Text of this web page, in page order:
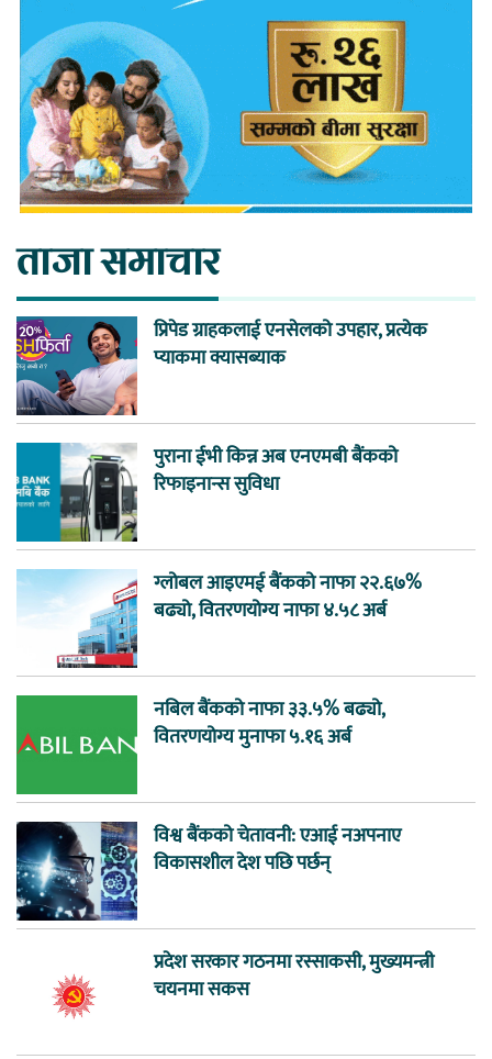
ताजा समाचार
प्रिपेड ग्राहकलाई एनसेलको उपहार, प्रत्येक
प्याकमा क्यासब्याक
पुराना ईभी किन्न अब एनएमबी बैंकको
रिफाइनान्स सुविधा
ग्लोबल आइएमई बैंकको नाफा २२.६७%
बढ्यो, वितरणयोग्य नाफा ४.५८ अर्ब
नबिल बैंकको नाफा ३३.५% बढ्यो,
वितरणयोग्य मुनाफा ५.१६ अर्ब
विश्व बैंकको चेतावनी: एआई नअपनाए
विकासशील देश पछि पर्छन्
प्रदेश सरकार गठनमा रस्साकसी, मुख्यमन्त्री
चयनमा सकस